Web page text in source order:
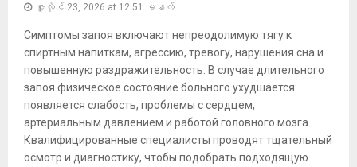
ဇူလိုင် 23, 2026 at 12:51 မနက်
Симптомы запоя включают непреодолимую тягу к
спиртным напиткам, агрессию, тревогу, нарушения сна и
повышенную раздражительность. В случае длительного
запоя физическое состояние больного ухудшается:
появляется слабость, проблемы с сердцем,
артериальным давлением и работой головного мозга.
Квалифицированные специалисты проводят тщательный
осмотр и диагностику, чтобы подобрать подходящую